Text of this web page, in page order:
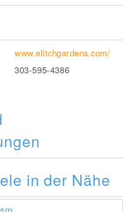
www.elitchgardens.com/
303-595-4386
in der Nähe